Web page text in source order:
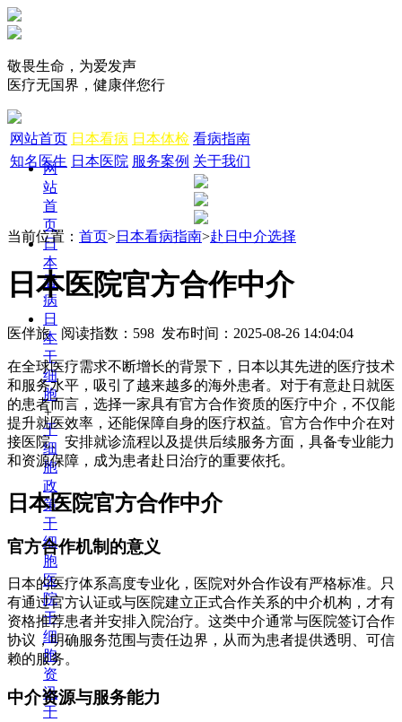
敬畏生命，为爱发声
医疗无国界，健康伴您行
网
站
首
页
日
本
看
病
日
本
干
细
胞
+
干
细
胞
政
策
干
细
胞
医
院
干
细
胞
资
讯
干
网站首页 日本看病 日本体检 看病指南
知名医生 日本医院 服务案例 关于我们
当前位置： 首页>日本看病指南>赴日中介选择
日本医院官方合作中介
医伴旅 阅读指数：598 发布时间：2025-08-26 14:04:04
在全球医疗需求不断增长的背景下，日本以其先进的医疗技术
和服务水平，吸引了越来越多的海外患者。对于有意赴日就医
的患者而言，选择一家具有官方合作资质的医疗中介，不仅能
提升就医效率，还能保障自身的医疗权益。官方合作中介在对
接医院、安排就诊流程以及提供后续服务方面，具备专业能力
和资源保障，成为患者赴日治疗的重要依托。
日本医院官方合作中介
官方合作机制的意义
日本的医疗体系高度专业化，医院对外合作设有严格标准。只
有通过官方认证或与医院建立正式合作关系的中介机构，才有
资格推荐患者并安排入院治疗。这类中介通常与医院签订合作
协议，明确服务范围与责任边界，从而为患者提供透明、可信
赖的服务。
中介资源与服务能力